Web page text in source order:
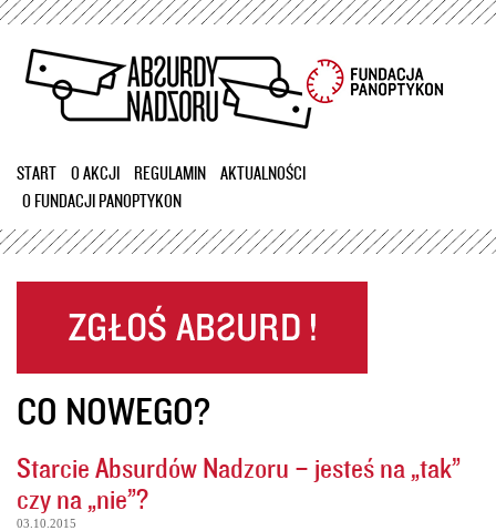
Przejdź
treści
START O AKCJI REGULAMIN
AKTUALNOŚCI
O FUNDACJI PANOPTYKON
CO NOWEGO?
Starcie Absurdów Nadzoru – jesteś na „tak”
czy na „nie”?
03.10.2015